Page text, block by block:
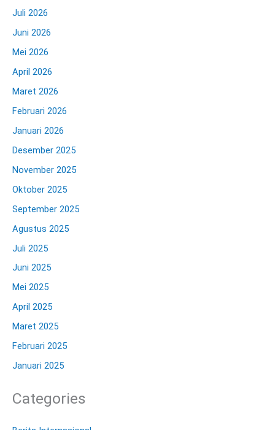
Juli 2026
Juni 2026
Mei 2026
April 2026
Maret 2026
Februari 2026
Januari 2026
Desember 2025
November 2025
Oktober 2025
September 2025
Agustus 2025
Juli 2025
Juni 2025
Mei 2025
April 2025
Maret 2025
Februari 2025
Januari 2025
Categories